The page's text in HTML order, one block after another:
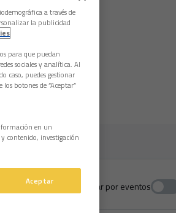
Ordenar por eventos
a través de
la publicidad
para que puedan
sociales y analítica. Al
caso, puedes gestionar
botones de “Aceptar”
en un
contenido, investigación
Aceptar